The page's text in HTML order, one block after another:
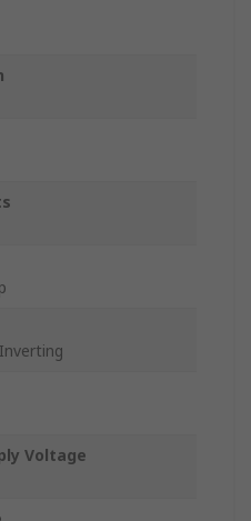
Voltage